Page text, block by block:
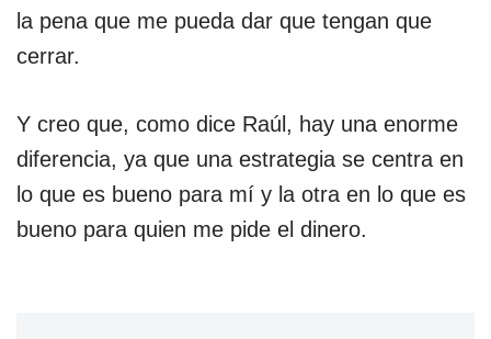
la pena que me pueda dar que tengan que
cerrar.
Y creo que, como dice Raúl, hay una enorme
diferencia, ya que una estrategia se centra en
lo que es bueno para mí y la otra en lo que es
bueno para quien me pide el dinero.